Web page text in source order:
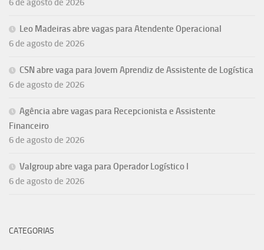
Leo Madeiras abre vagas para Atendente Operacional
6 de agosto de 2026
CSN abre vaga para Jovem Aprendiz de Assistente de Logística
6 de agosto de 2026
Agência abre vagas para Recepcionista e Assistente
Financeiro
6 de agosto de 2026
Valgroup abre vaga para Operador Logístico I
6 de agosto de 2026
CATEGORIAS